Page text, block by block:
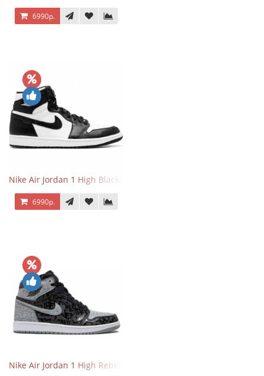
6990р.
Nike Air Jordan 1 High Black/White
6990р.
Nike Air Jordan 1 High Rebellionaire